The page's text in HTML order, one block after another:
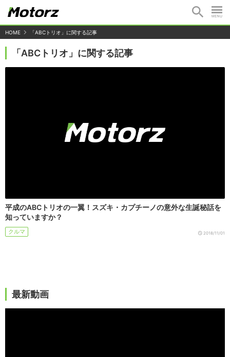
HOME 「ABCトリオ」に関する記事
「ABCトリオ」に関する記事
平成のABCトリオの一翼！スズキ・カプチーノの意外な生誕秘話を
知っていますか？
クルマ 2018/11/01
最新動画